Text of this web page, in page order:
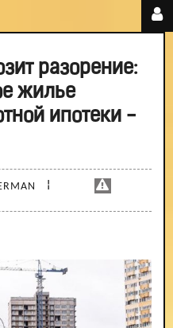
разорение:
жилье
ипотеки -
¦